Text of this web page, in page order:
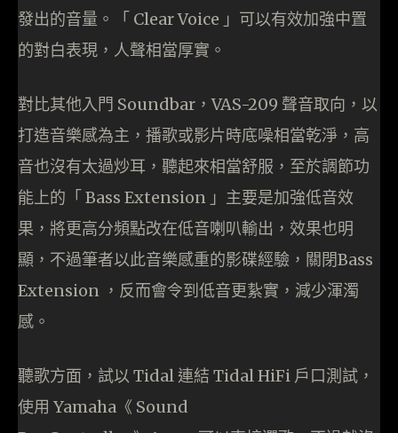
發出的音量。「 Clear Voice 」可以有效加強中置
的對白表現，人聲相當厚實。
對比其他入門 Soundbar，VAS-209 聲音取向，以
打造音樂感為主，播歌或影片時底噪相當乾淨，高
音也沒有太過炒耳，聽起來相當舒服，至於調節功
能上的「 Bass Extension 」主要是加強低音效
果，將更高分頻點改在低音喇叭輸出，效果也明
顯，不過筆者以此音樂感重的影碟經驗，關閉Bass
Extension ，反而會令到低音更紥實，減少渾濁
感。
聽歌方面，試以 Tidal 連結 Tidal HiFi 戶口測試，
使用 Yamaha《 Sound